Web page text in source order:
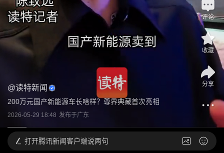
@读特新闻
200万元国产新能源车长啥样？尊界典藏首次亮相
2026-05-29 18:48 发布于广东
评论
收藏
分享
打开腾讯新闻客户端说两句